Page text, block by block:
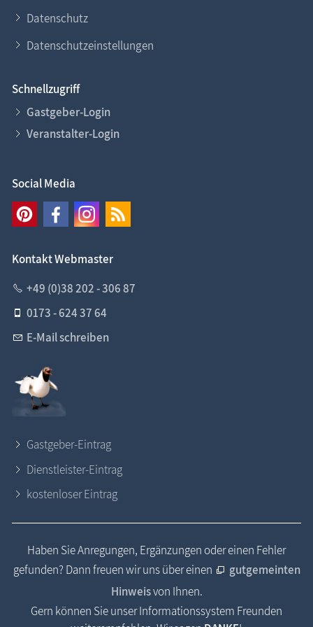
Datenschutz
Datenschutzeinstellungen
Schnellzugriff
Gastgeber-Login
Veranstalter-Login
Social Media
Kontakt Webmaster
+49 (0)38 202 - 306 87
0173 - 624 37 64
E-Mail schreiben
Gastgeber-Eintrag
Dienstleister-Eintrag
kostenloser Eintrag
Haben Sie Anregungen, Ergänzungen oder einen Fehler
gefunden? Dann freuen wir uns über einen
gutgemeinten
Hinweisvon Ihnen.
Gern können Sie unser Informationssystem Freunden